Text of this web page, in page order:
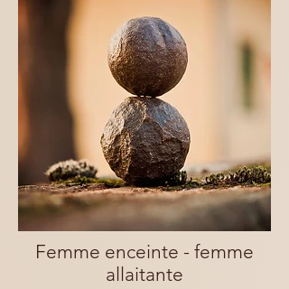
Femme enceinte - femme
allaitante